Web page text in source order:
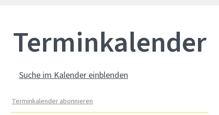
Termin­kalender
Suche im Kalender einblenden
Terminkalender abonnieren